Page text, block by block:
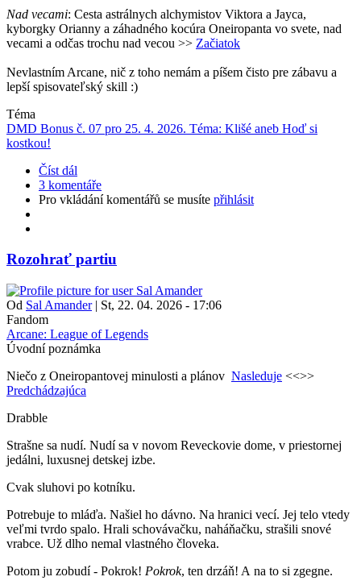
Nad vecami: Cesta astrálnych alchymistov Viktora a Jayca,
kyborgky Orianny a záhadného kocúra Oneiropanta vo svete, nad
vecami a odčas trochu nad vecou >> Začiatok
Nevlastním Arcane, nič z toho nemám a píšem čisto pre zábavu a
lepší spisovateľský skill :)
Téma
DMD Bonus č. 07 pro 25. 4. 2026. Téma: Klišé aneb Hoď si
kostkou!
Číst dál
3 komentáře
Pro vkládání komentářů se musíte přihlásit
Rozohrať partiu
Od Sal Amander| St, 22. 04. 2026 - 17:06
Fandom
Arcane: League of Legends
Úvodní poznámka
Niečo z Oneiropantovej minulosti a plánov Nasleduje <<>>
Predchádzajúca
Drabble
Strašne sa nudí. Nudí sa v novom Reveckovie dome, v priestornej
jedálni, luxusnej detskej izbe.
Cvak sluhovi po kotníku.
Potrebuje to mláďa. Našiel ho dávno. Na hranici vecí. Jej telo vtedy
veľmi tvrdo spalo. Hrali schovávačku, naháňačku, strašili snové
vrabce. Už dlho nemal vlastného človeka.
Potom ju zobudí - Pokrok! Pokrok, ten drzáň! A na to si zgegne.